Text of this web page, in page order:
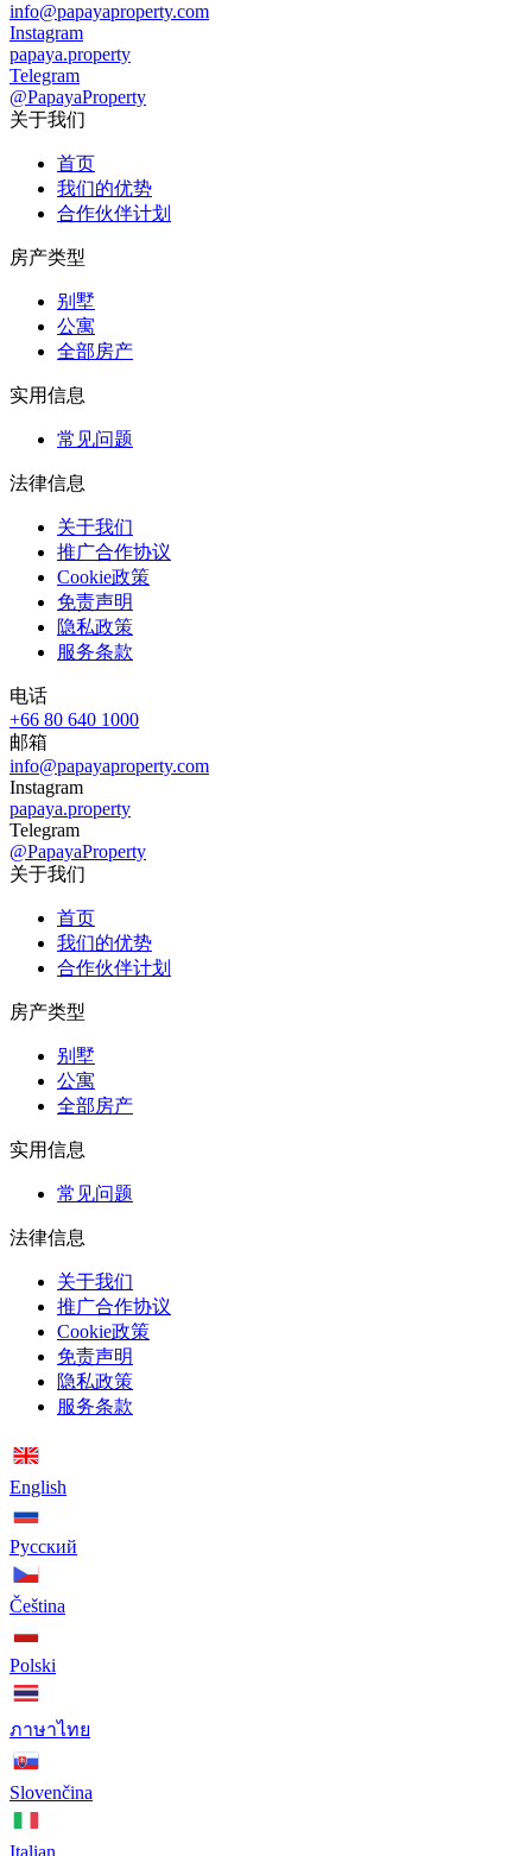
info@papayaproperty.com
Instagram
papaya.property
Telegram
@PapayaProperty
关于我们
首页
我们的优势
合作伙伴计划
房产类型
别墅
公寓
全部房产
实用信息
常见问题
法律信息
关于我们
推广合作协议
Cookie政策
免责声明
隐私政策
服务条款
电话
+66 80 640 1000
邮箱
info@papayaproperty.com
Instagram
papaya.property
Telegram
@PapayaProperty
关于我们
首页
我们的优势
合作伙伴计划
房产类型
别墅
公寓
全部房产
实用信息
常见问题
法律信息
关于我们
推广合作协议
Cookie政策
免责声明
隐私政策
服务条款
English
Русский
Čeština
Polski
ภาษาไทย
Slovenčina
Italian